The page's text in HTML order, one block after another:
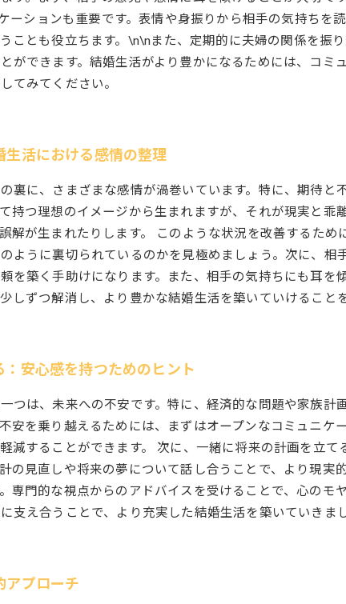
ーションも重要です。表情や身振りから相手の気持ちを
ことも役立ちます。\n\nまた、定期的に夫婦の関係を振
ができます。結婚生活がより豊かになるためには、コ
てみてください。
活における感情の整理
裏に、さまざまな感情が渦巻いています。特に、期待
持つ理想のイメージから生まれますが、それが現実と
解が生まれたりします。 このような状況を改善するた
ように裏切られているのかを見極めましょう。次に、
を築く手助けになります。また、相手の気持ちにも耳を
しずつ解消し、より豊かな結婚生活を築いていけること
安心感を持つためのヒント
つは、未来への不安です。特に、経済的な問題や家族
安を乗り越えるためには、まずはオープンなコミュニ
減することができます。 次に、一緒に将来の計画を立
の見直しや将来の夢について話し合うことで、より現
専門的な視点からのアドバイスを受けることで、心の
支え合うことで、より充実した結婚生活を築いていきまし
アプローチ